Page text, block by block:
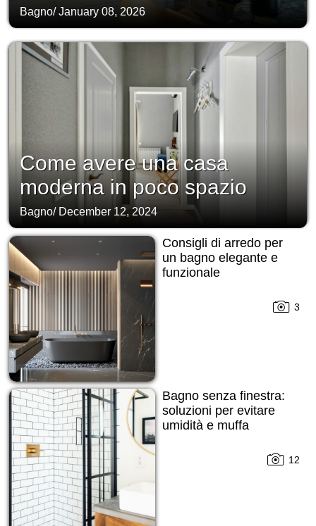
Bagno/January 08, 2026
Come avere una casa
moderna in poco spazio
Bagno/ December 12, 2024
Consigli di arredo per
un bagno elegante e
funzionale
3
Bagno senza finestra:
soluzioni per evitare
umidità e muffa
12